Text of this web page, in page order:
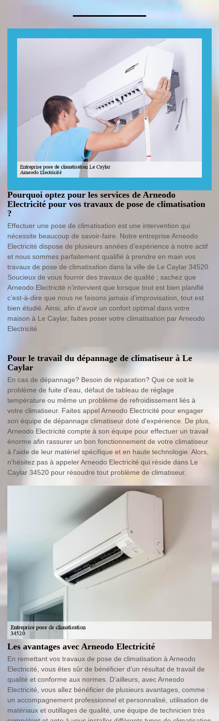
Pourquoi optez pour les services de Arneodo
Electricité pour vos travaux de pose de climatisation
?
Effectuer une pose de climatisation est une intervention qui
nécessite beaucoup de savoir-faire. Notre entreprise Arneodo
Electricité dispose de plusieurs années d’expérience à notre actif
et nous sommes parfaitement qualifié à prendre en main vos
travaux de pose de climatisation dans la ville de Le Caylar 34520.
Soucieux de vous fournir des travaux de qualité ; sachez que
Arneodo Electricité n’intervient que lorsque tout est bien planifié
c’est-à-dire que nous ne faisons jamais d’improvisation, tout est
bien étudié. Ainsi, afin d’avoir un confort optimal dans votre
maison à Le Caylar, faites poser votre climatisation par Arneodo
Electricité.
Pour le travail du dépannage de climatiseur à Le
Caylar
En cas de dépannage? Besoin de réparation? Que ce soit le
problème de fuite d'eau, défaut de tableau de réglage
température ou même un problème de refroidissement liés à
votre climatiseur. Faites appel Arneodo Electricité pour engager
son équipe de dépannage climatiseur doté d'expérience. De plus,
Arneodo Electricité compte à son équipe pour effectuer un travail
énorme afin rassurer un bon fonctionnement de votre climatiseur
à l'aide de leur matériel spécifique et en haute technologie. Alors,
n'hésitez pas à appeler Arneodo Electricité qui réside dans Le
Caylar 34520 pour résoudre tout problème de climatiseur.
Les avantages avec Arneodo Electricité
En remettant vos travaux de pose de climatisation à Arneodo
Electricité, vous êtes sûr de bénéficier d’un résultat de travail de
qualité et conforme aux normes. D’ailleurs, avec Arneodo
Electricité, vous allez bénéficier de plusieurs avantages, comme :
un accompagnement professionnel et personnalisé, utilisation de
matériaux et outillages de qualité, une équipe de technicien très